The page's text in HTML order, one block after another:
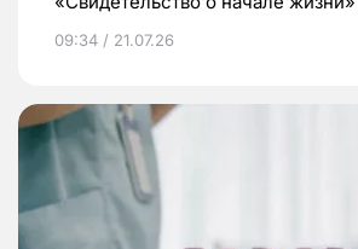
09:34 / 21.07.26